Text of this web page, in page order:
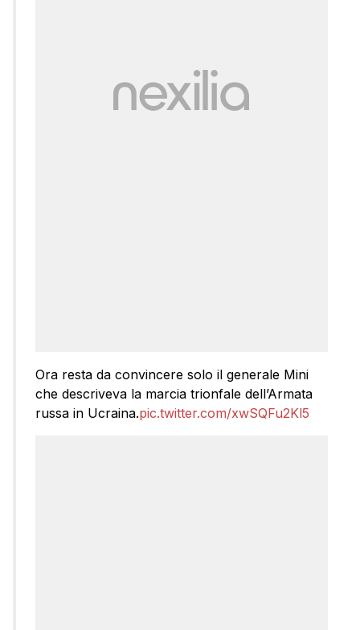
Ora resta da convincere solo il generale Mini
che descriveva la marcia trionfale dell’Armata
russa in Ucraina.pic.twitter.com/xwSQFu2Kl5